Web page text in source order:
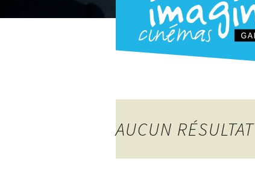
AUCUN RÉSULTAT